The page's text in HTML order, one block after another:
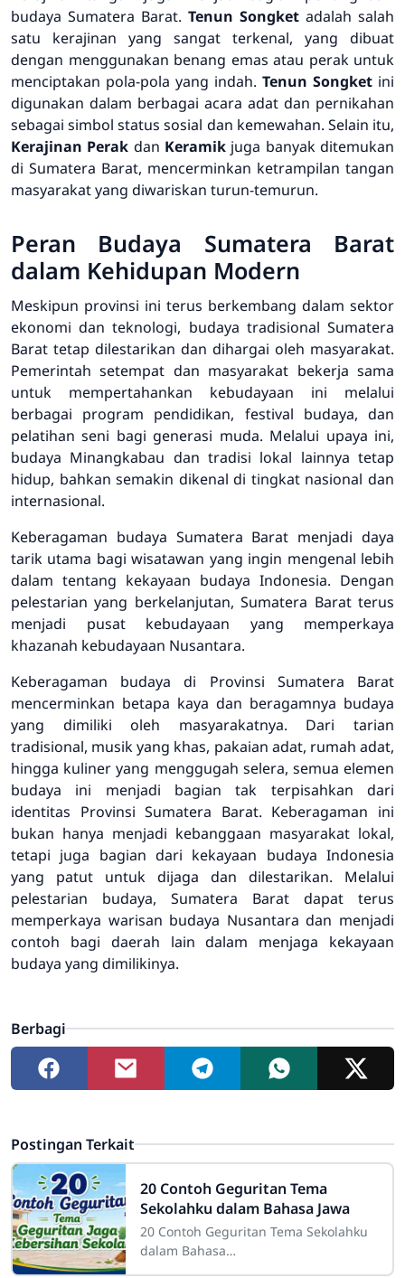
budaya Sumatera Barat. Tenun Songket adalah salah
satu kerajinan yang sangat terkenal, yang dibuat
dengan menggunakan benang emas atau perak untuk
menciptakan pola-pola yang indah. Tenun Songket ini
digunakan dalam berbagai acara adat dan pernikahan
sebagai simbol status sosial dan kemewahan. Selain itu,
Kerajinan Perak dan Keramik juga banyak ditemukan
di Sumatera Barat, mencerminkan ketrampilan tangan
masyarakat yang diwariskan turun-temurun.
Peran Budaya Sumatera Barat
dalam Kehidupan Modern
Meskipun provinsi ini terus berkembang dalam sektor
ekonomi dan teknologi, budaya tradisional Sumatera
Barat tetap dilestarikan dan dihargai oleh masyarakat.
Pemerintah setempat dan masyarakat bekerja sama
untuk mempertahankan kebudayaan ini melalui
berbagai program pendidikan, festival budaya, dan
pelatihan seni bagi generasi muda. Melalui upaya ini,
budaya Minangkabau dan tradisi lokal lainnya tetap
hidup, bahkan semakin dikenal di tingkat nasional dan
internasional.
Keberagaman budaya Sumatera Barat menjadi daya
tarik utama bagi wisatawan yang ingin mengenal lebih
dalam tentang kekayaan budaya Indonesia. Dengan
pelestarian yang berkelanjutan, Sumatera Barat terus
menjadi pusat kebudayaan yang memperkaya
khazanah kebudayaan Nusantara.
Keberagaman budaya di Provinsi Sumatera Barat
mencerminkan betapa kaya dan beragamnya budaya
yang dimiliki oleh masyarakatnya. Dari tarian
tradisional, musik yang khas, pakaian adat, rumah adat,
hingga kuliner yang menggugah selera, semua elemen
budaya ini menjadi bagian tak terpisahkan dari
identitas Provinsi Sumatera Barat. Keberagaman ini
bukan hanya menjadi kebanggaan masyarakat lokal,
tetapi juga bagian dari kekayaan budaya Indonesia
yang patut untuk dijaga dan dilestarikan. Melalui
pelestarian budaya, Sumatera Barat dapat terus
memperkaya warisan budaya Nusantara dan menjadi
contoh bagi daerah lain dalam menjaga kekayaan
budaya yang dimilikinya.
Berbagi
Postingan Terkait
20 Contoh Geguritan Tema
Sekolahku dalam Bahasa Jawa
20 Contoh Geguritan Tema Sekolahku
dalam Bahasa